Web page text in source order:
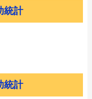
統計
統計